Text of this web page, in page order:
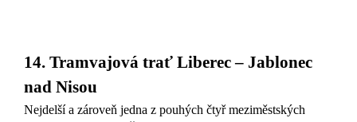
14. Tramvajová trať Liberec – Jablonec
nad Nisou
Nejdelší a zároveň jedna z pouhých čtyř meziměstských